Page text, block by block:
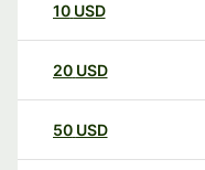
10 USD
20 USD
50 USD